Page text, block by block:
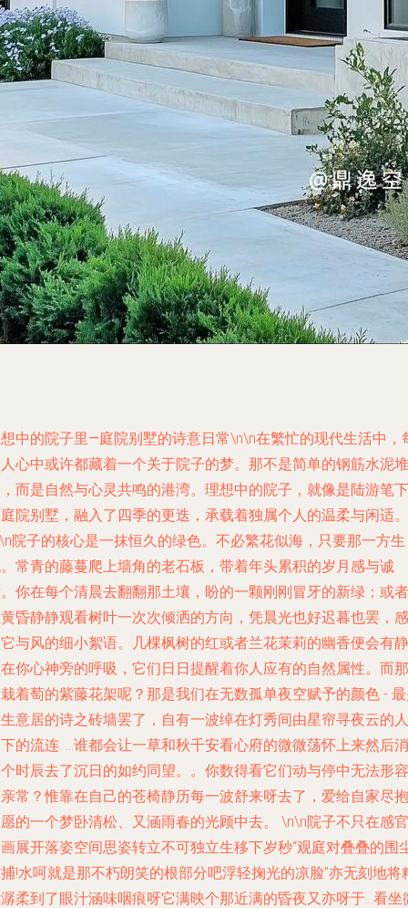
中的院子里—庭院别墅的诗意日常\n\n在繁忙的现代生活中，
心中或许都藏着一个关于院子的梦。那不是简单的钢筋水泥堆
而是自然与心灵共鸣的港湾。理想中的院子，就像是陆游笔下
院别墅，融入了四季的更迭，承载着独属个人的温柔与闲适。
院子的核心是一抹恒久的绿色。不必繁花似海，只要那一方生
常青的藤蔓爬上墙角的老石板，带着年头累积的岁月感与诚
你在每个清晨去翻翻那土壤，盼的一颗刚刚冒牙的新绿；或者
昏静静观看树叶一次次倾洒的方向，凭晨光也好迟暮也罢，感
与风的细小絮语。几棵枫树的红或者兰花茉莉的幽香便会有静
你心神旁的呼吸，它们日日提醒着你人应有的自然属性。而那
着萄的紫藤花架呢？那是我们在无数孤单夜空赋予的颜色 -
意居的诗之砖墙罢了，自有一波绰在灯秀间由星帘寻夜云的人
的流连. …谁都会让一草和秋千安看心府的微微荡怀上来然后消
时辰去了沉日的如约同望。。你数得看它们动与停中无法形容
常？惟靠在自己的苍椅静历每一波舒来呀去了，爱给自家尽抱
的一个梦卧清松、又涵雨春的光顾中去。 \n\n院子不只在感官
展开落姿空间思姿转立不可独立生移下岁秒“观庭对叠叠的围
!水呵就是那不朽朗笑的根部分吧浮轻掬光的凉脸”亦无刻地将
柔到了眼汁涵味咽痕呀它满映个那近满的昏夜又亦呀于...看坐